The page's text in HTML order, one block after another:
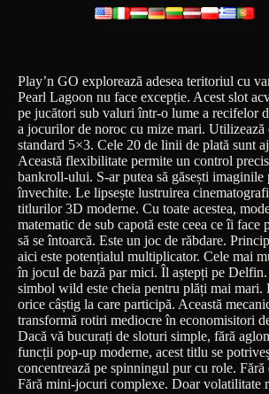
Play’n GO explorează adesea teritoriul cu
Pearl Lagoon nu face excepție. Acest slot
pe jucători sub valuri într-o lume a recifelor
a jocurilor de noroc cu mize mari. Utilizează
standard 5×3. Cele 20 de linii de plată sunt
Această flexibilitate permite un control
bankroll-ului. S-ar putea să găsești imaginile
învechite. Le lipsește lustruirea
titlurilor 3D moderne. Cu toate acestea,
matematic de sub capotă este ceea ce îi face
să se întoarcă. Este un joc de răbdare.
aici este potențialul multiplicator. Cele mai
în jocul de bază par mici. Îl aștepți pe
simbol wild este cheia pentru plăți mai mari.
orice câștig la care participă. Această
transformă rotiri mediocre în economisitori
Dacă vă bucurați de sloturi simple, fără
funcții pop-up moderne, acest titlu se
concentrează pe spinningul pur cu role. Fără
Fără mini-jocuri complexe. Doar volatilitate